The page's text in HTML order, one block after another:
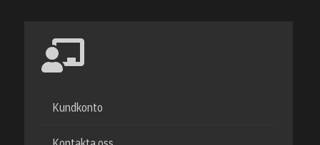
Kundkonto